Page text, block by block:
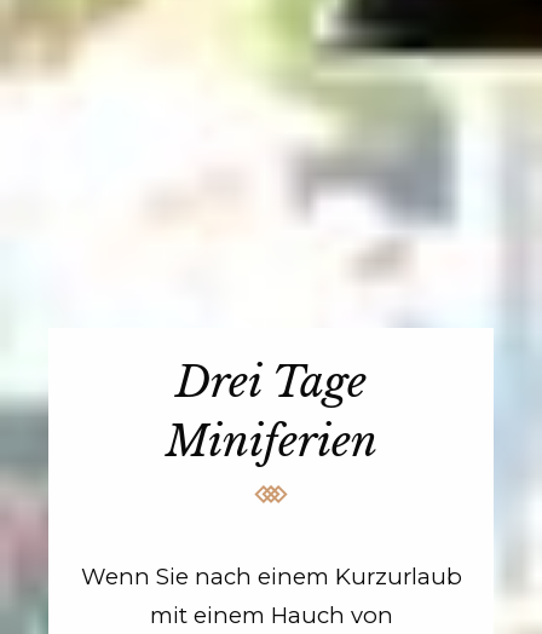
Drei Tage
Miniferien
Wenn Sie nach einem Kurzurlaub
mit einem Hauch von